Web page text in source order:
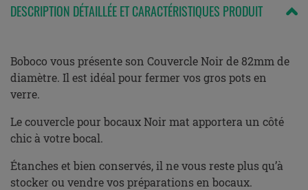
DESCRIPTION DÉTAILLÉE ET CARACTÉRISTIQUES PRODUIT
Boboco vous présente son Couvercle Noir de 82mm de
diamètre. Il est idéal pour fermer vos gros pots en
verre.
Le couvercle pour bocaux Noir mat apportera un côté
chic à votre bocal.
Étanches et bien conservés, il ne vous reste plus qu’à
stocker ou vendre vos préparations en bocaux.